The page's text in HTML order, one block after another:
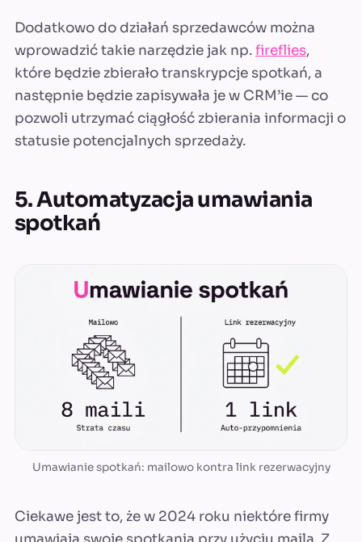
Dodatkowo do działań sprzedawców można
wprowadzić takie narzędzie jak np.fireflies,
które będzie zbierało transkrypcje spotkań, a
następnie będzie zapisywała je w CRM’ie — co
pozwoli utrzymać ciągłość zbierania informacji o
statusie potencjalnych sprzedaży.
5. Automatyzacja umawiania
spotkań
Umawianie spotkań: mailowo kontra link rezerwacyjny
Ciekawe jest to, że w 2024 roku niektóre firmy